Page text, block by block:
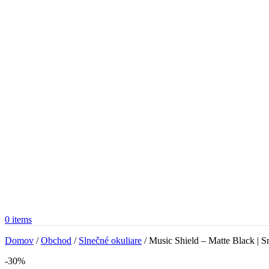
0 items
Domov /Obchod / Slnečné okuliare /Music Shield – Matte Black |
-30%